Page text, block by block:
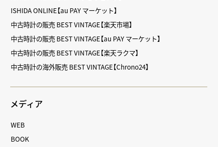
ISHIDA ONLINE【au PAY マーケット】
中古時計の販売 BEST VINTAGE【楽天市場】
中古時計の販売 BEST VINTAGE【au PAY マーケット】
中古時計の販売 BEST VINTAGE【楽天ラクマ】
中古時計の海外販売 BEST VINTAGE【Chrono24】
メディア
WEB
BOOK